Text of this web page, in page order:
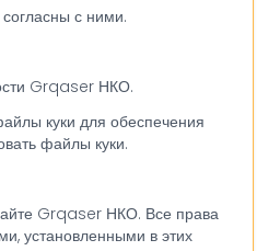
с ними.
Grqaser НКО.
куки для обеспечения
файлы куки.
Grqaser НКО. Все права
установленными в этих